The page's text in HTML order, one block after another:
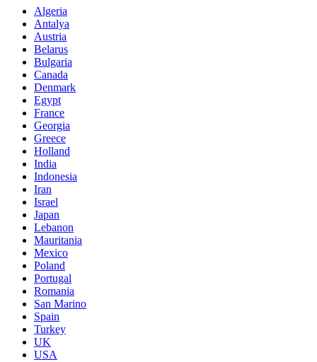
Algeria
Antalya
Austria
Belarus
Bulgaria
Canada
Denmark
Egypt
France
Georgia
Greece
Holland
India
Indonesia
Iran
Israel
Japan
Lebanon
Mauritania
Mexico
Poland
Portugal
Romania
San Marino
Spain
Turkey
UK
USA